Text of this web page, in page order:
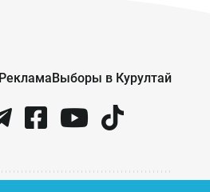
Реклама Выборы в Курултай